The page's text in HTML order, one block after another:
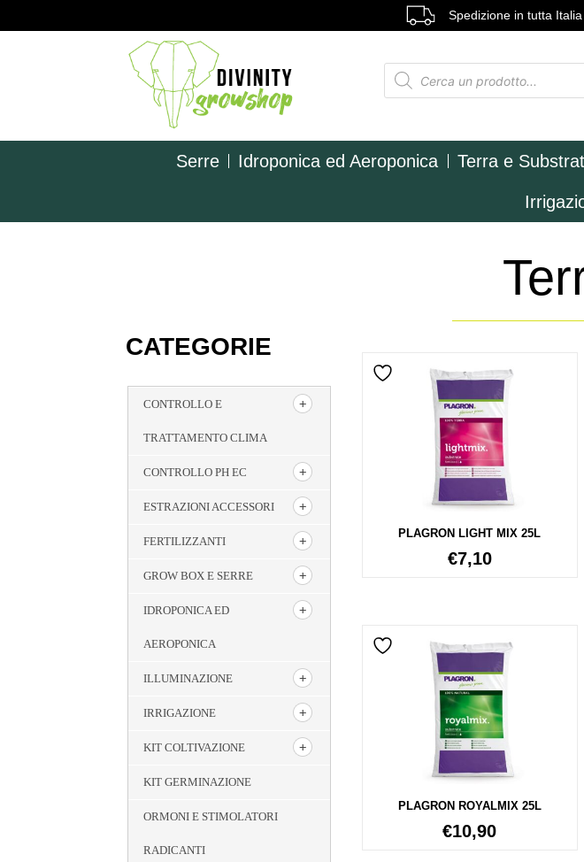
Spedizione in tutta
Serre Idroponica ed Aeroponica Terra e
CATEGORIE
CONTROLLO E
TRATTAMENTO CLIMA
CONTROLLO PH EC
ESTRAZIONI ACCESSORI
FERTILIZZANTI
GROW BOX E SERRE
IDROPONICA ED
AEROPONICA
ILLUMINAZIONE
IRRIGAZIONE
KIT COLTIVAZIONE
KIT GERMINAZIONE
ORMONI E STIMOLATORI
RADICANTI
PLAGRON LIGHT MIX 25L
€7,10
PLAGRON ROYALMIX 25L
€10,90